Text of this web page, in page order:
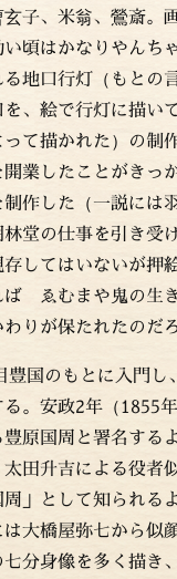
子、米翁、鶯斎。
頃はかなりやん
地口行灯（もと
、絵で行灯に描
て描かれた）の制
業したことがきっ
作した（一説には
堂の仕事を引き受
してはいないが押
ゑむまや鬼の生
りが保たれたのだろ
国のもとに入門
。安政2年（1855
原国周と署名す
田升吉による役者
」として知られ
大橋屋弥七から
分身像を多く描き